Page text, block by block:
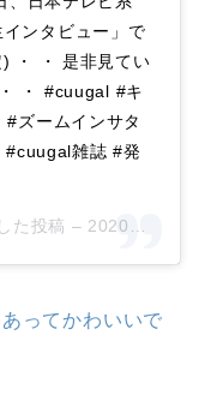
インタビュー」で
・ ・ 是非見てい
・ ・ #cuugal #キ
ズームインサタ
#cuugal雑誌 #発
た投稿 – 2020年 5月月1日午前1時01分PDT
ってかわいいで